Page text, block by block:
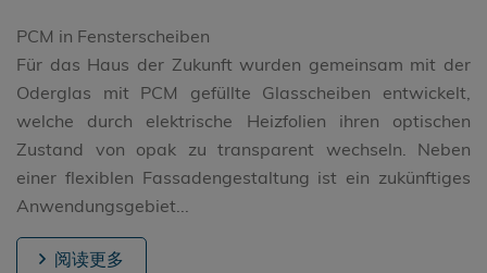
PCM in Fensterscheiben
Für das Haus der Zukunft wurden gemeinsam mit der
Oderglas mit PCM gefüllte Glasscheiben entwickelt,
welche durch elektrische Heizfolien ihren optischen
Zustand von opak zu transparent wechseln. Neben
einer flexiblen Fassadengestaltung ist ein zukünftiges
Anwendungsgebiet...
阅读更多